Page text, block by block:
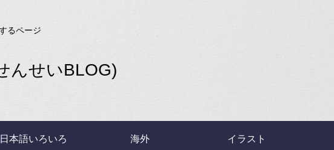
るページ
んせいBLOG)
日本語いろいろ 海外 イラスト